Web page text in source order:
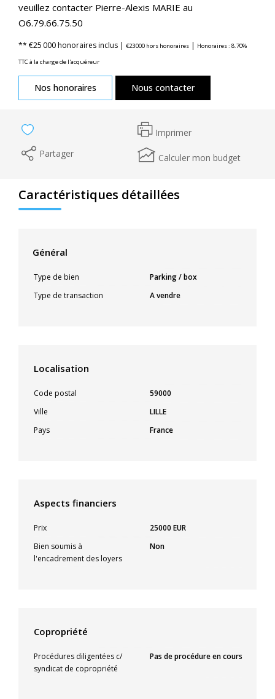
veuillez contacter Pierre-Alexis MARIE au
O6.79.66.75.50
** €25 000honoraires inclus | €23 000 hors honoraires | Honoraires : 8.70%
TTC à la charge de l'acquéreur
Nos honoraires Nous contacter
Imprimer
Partager
Calculer mon budget
Caractéristiques détaillées
Général
Type de bien
Parking / box
Type de transaction
A vendre
Localisation
Code postal
59000
Ville
LILLE
Pays
France
Aspects financiers
Prix
25000 EUR
Bien soumis à
l'encadrement des loyers
Non
Copropriété
Procédures diligentées c/
syndicat de copropriété
Pas de procédure en cours